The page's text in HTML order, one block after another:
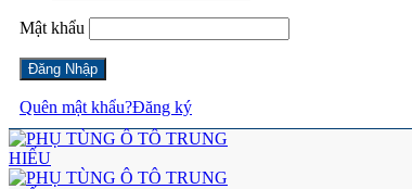
Mật khẩu
Quên mật khẩu?Đăng ký